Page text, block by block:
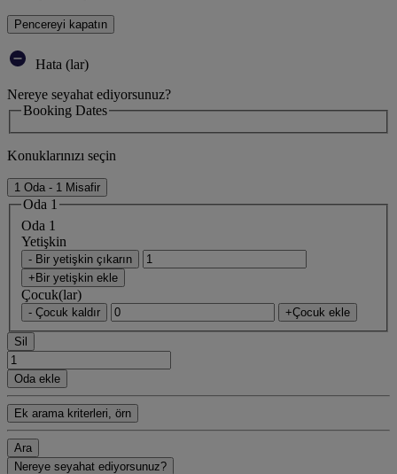
Pencereyi kapatın
Hata (lar)
Nereye seyahat ediyorsunuz?
Booking Dates
Konuklarınızı seçin
1 Oda - 1 Misafir
Oda 1
Oda 1
Yetişkin
- Bir yetişkin çıkarın
+Bir yetişkin ekle
Çocuk(lar)
- Çocuk kaldır +Çocuk ekle
Sil
Oda ekle
Ek arama kriterleri, örn
Ara
Nereye seyahat ediyorsunuz?